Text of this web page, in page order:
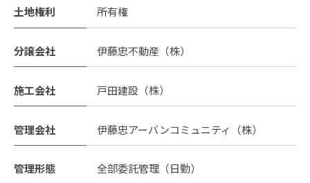
土地権利 所有権
分譲会社 伊藤忠不動産（株）
施工会社 戸田建設（株）
管理会社 伊藤忠アーバンコミュニティ（株）
管理形態 全部委託管理（日勤）